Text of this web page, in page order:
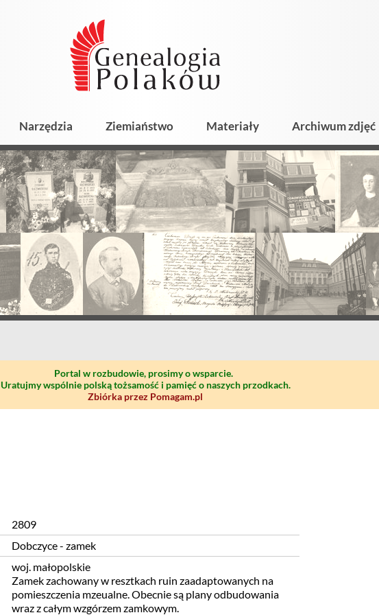
Narzędzia Ziemiaństwo Materiały Archiwum zdjęć
Portal w rozbudowie, prosimy o wsparcie.
Uratujmy wspólnie polską tożsamość i pamięć o naszych przodkach.
Zbiórka przez Pomagam.pl
2809
Dobczyce - zamek
woj. małopolskie
Zamek zachowany w resztkach ruin zaadaptowanych na
pomieszczenia mzeualne. Obecnie są plany odbudowania
wraz z całym wzgórzem zamkowym.